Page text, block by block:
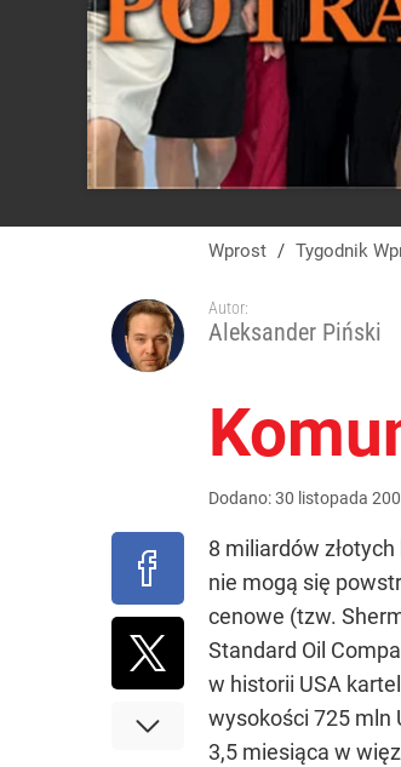
Wprost / Tygodnik
Autor:
Aleksander Piński
Dodano:30 listopada
8 miliardów
nie mogą się
cenowe (tzw.
Standard Oil
w historii USA
wysokości 725 mln
3,5 miesiąca w